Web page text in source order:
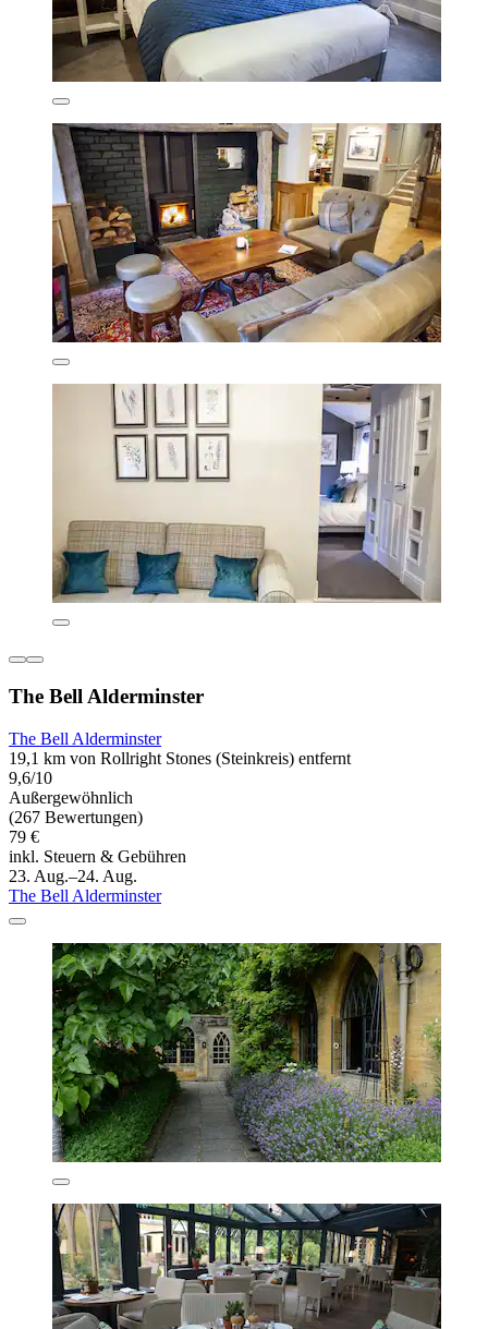
The Bell Alderminster
The Bell Alderminster
19,1 km von Rollright Stones (Steinkreis) entfernt
9,6/10
Außergewöhnlich
(267 Bewertungen)
79 €
inkl. Steuern & Gebühren
23. Aug.–24. Aug.
The Bell Alderminster